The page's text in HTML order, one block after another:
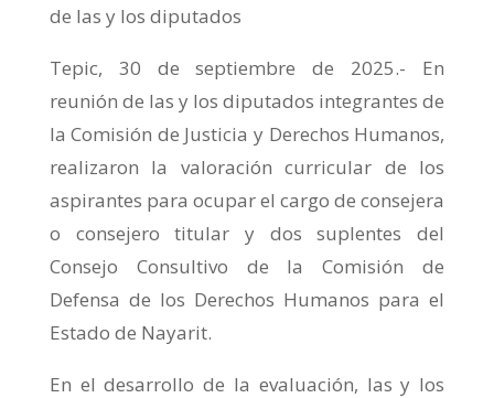
de las y los diputados
Tepic, 30 de septiembre de 2025.- En
reunión de las y los diputados integrantes de
la Comisión de Justicia y Derechos Humanos,
realizaron la valoración curricular de los
aspirantes para ocupar el cargo de consejera
o consejero titular y dos suplentes del
Consejo Consultivo de la Comisión de
Defensa de los Derechos Humanos para el
Estado de Nayarit.
En el desarrollo de la evaluación, las y los